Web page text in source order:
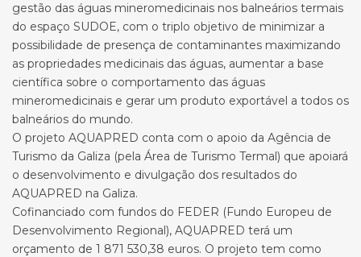
gestão das águas mineromedicinais nos balneários termais
do espaço SUDOE, com o triplo objetivo de minimizar a
possibilidade de presença de contaminantes maximizando
as propriedades medicinais das águas, aumentar a base
científica sobre o comportamento das águas
mineromedicinais e gerar um produto exportável a todos os
balneários do mundo.
O projeto AQUAPRED conta com o apoio da Agência de
Turismo da Galiza (pela Área de Turismo Termal) que apoiará
o desenvolvimento e divulgação dos resultados do
AQUAPRED na Galiza.
Cofinanciado com fundos do FEDER (Fundo Europeu de
Desenvolvimento Regional), AQUAPRED terá um
orçamento de 1 871 530,38 euros. O projeto tem como